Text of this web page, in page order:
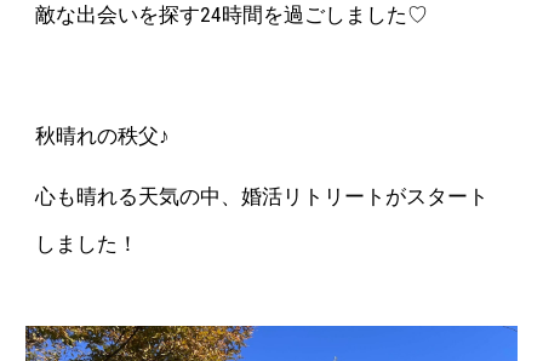
敵な出会いを探す24時間を過ごしました♡
秋晴れの秩父♪
心も晴れる天気の中、婚活リトリートがスタート
しました！